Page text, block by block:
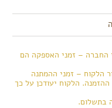
החברה – זמני האספקה הם
הלקוח – זמני ההמתנה
90-60 ימים מרגע ההזמנה. הלקוח יעודכן על כך
בתשלום.